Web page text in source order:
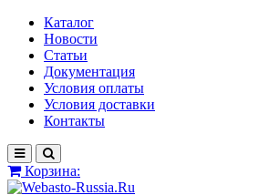
Каталог
Новости
Статьи
Документация
Условия оплаты
Условия доставки
Контакты
Корзина: